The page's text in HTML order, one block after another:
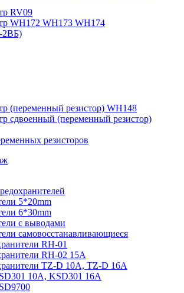
RV09
WH172 WH173 WH174
2ВБ)
(переменный резистор) WH148
сдвоенный (переменный резистор)
резисторов
5*20mm
6*30mm
с выводами
самовосстанавливающиеся
RH-01
RH-02 15A
TZ-D 10A, TZ-D 16A
10A, KSD301 16A